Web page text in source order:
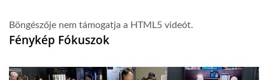
Böngészője nem támogatja a HTML5 videót.
Fénykép Fókuszok